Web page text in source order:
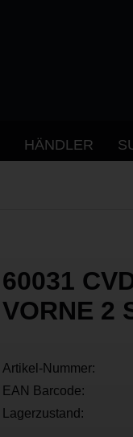
HÄNDLER
60031
VORNE 2
Artikel-Nummer:
EAN Barcode:
Lagerzustand: